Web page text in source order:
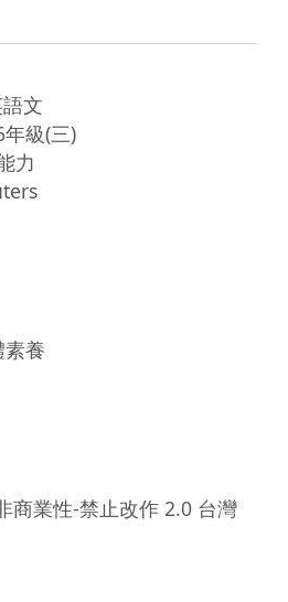
文
級(三)
力
養
商業性-禁止改作 2.0 台灣